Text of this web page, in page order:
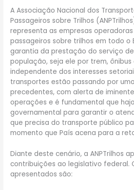
A Associação Nacional dos
Passageiros sobre Trilhos
representa as empresas
passageiros sobre trilhos em todo o
garantia da prestação do serviço
população, seja ele por trem, ônibus
independente dos interesses
transportes estão passando por
precedentes, com alerta de
operações e é fundamental que
governamental para garantir o
que precisa do transporte público
momento que País acena para a
Diante deste cenário, a ANPTrilhos
contribuições ao legislativo federal.
apresentados são: